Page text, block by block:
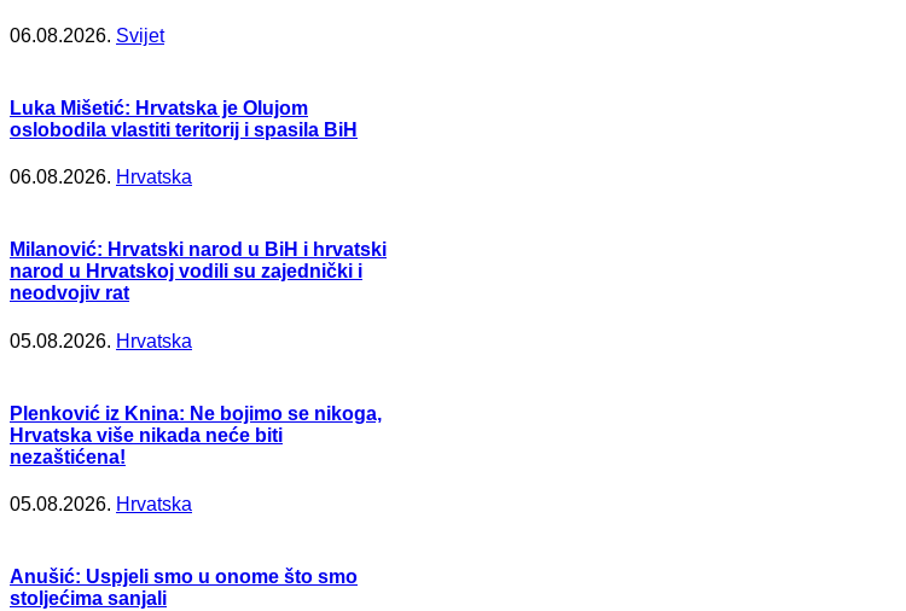
06.08.2026. Svijet
Luka Mišetić: Hrvatska je Olujom
oslobodila vlastiti teritorij i spasila BiH
06.08.2026. Hrvatska
Milanović: Hrvatski narod u BiH i hrvatski
narod u Hrvatskoj vodili su zajednički i
neodvojiv rat
05.08.2026. Hrvatska
Plenković iz Knina: Ne bojimo se nikoga,
Hrvatska više nikada neće biti
nezaštićena!
05.08.2026. Hrvatska
Anušić: Uspjeli smo u onome što smo
stoljećima sanjali